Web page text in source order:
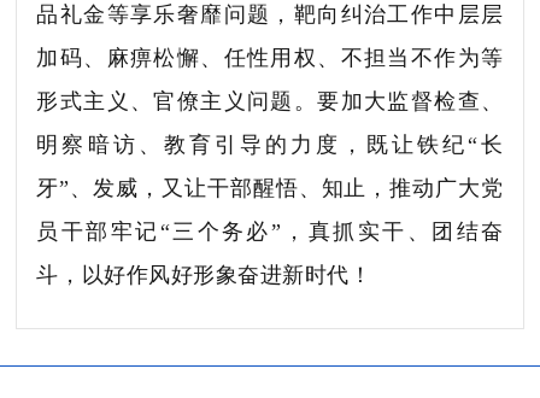
品礼金等享乐奢靡问题，靶向纠治工作中层层
加码、麻痹松懈、任性用权、不担当不作为等
形式主义、官僚主义问题。要加大监督检查、
明察暗访、教育引导的力度，既让铁纪“长
牙”、发威，又让干部醒悟、知止，推动广大党
员干部牢记“三个务必”，真抓实干、团结奋
斗，以好作风好形象奋进新时代！